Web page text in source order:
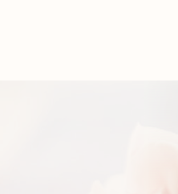
Begravningsbyrå